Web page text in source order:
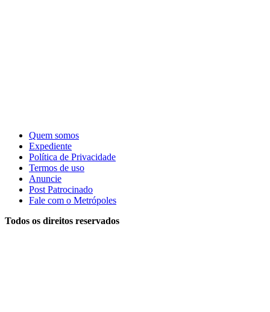
Quem somos
Expediente
Política de Privacidade
Termos de uso
Anuncie
Post Patrocinado
Fale com o Metrópoles
Todos os direitos reservados